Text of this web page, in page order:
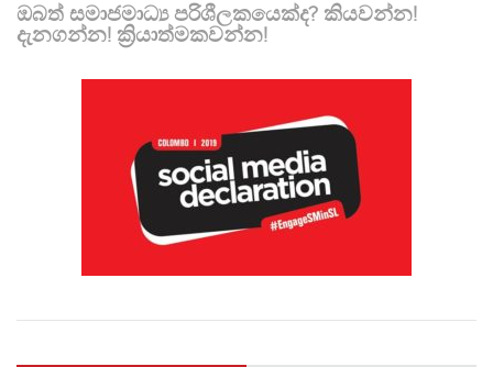
ඔබත් සමාජමාධ්‍ය පරිශීලකයෙක්ද? කියවන්න!
දැනගන්න! ක්‍රියාත්මකවන්න!